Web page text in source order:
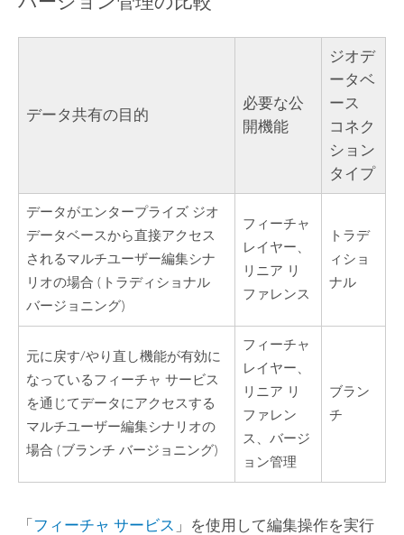
データ共有の目的
必要な公
開機能
ジオデ
ータベ
ース
コネク
ション
タイプ
データがエンタープライズ ジオ
データベースから直接アクセス
されるマルチユーザー編集シナ
リオの場合 (トラディショナル
バージョニング)
フィーチャ
レイヤー、
リニア リ
ファレンス
トラデ
ィショ
ナル
元に戻す/やり直し機能が有効に
なっているフィーチャ サービス
を通じてデータにアクセスする
マルチユーザー編集シナリオの
場合 (ブランチ バージョニング)
フィーチャ
レイヤー、
リニア リ
ファレン
ス、バージ
ョン管理
ブラン
チ
「フィーチャ サービス 」を使用して編集操作を実行